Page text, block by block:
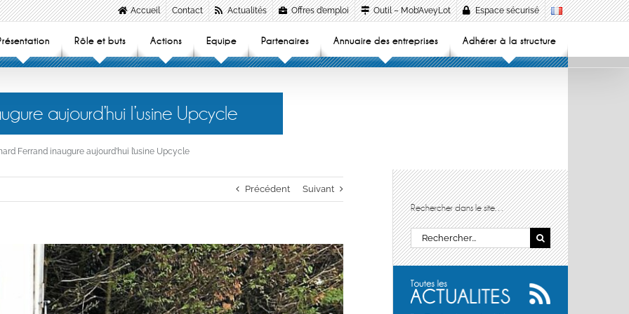
Accueil Contact Actualités Offres d’emploi Outil – Mob’AveyLot Espace sécurisé
Rôle et buts Actions Equipe Partenaires Annuaire des entreprises Adhérer à la structure
aujourd’hui l’usine Upcycle
Ferrand inaugure aujourd’hui l’usine Upcycle
Précédent Suivant
Rechercher dans le site…
Rechercher: